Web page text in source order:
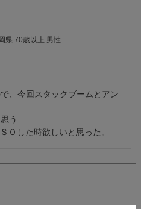
県 70歳以上 男性
、今回スタックブームとアン
う
Ｏした時欲しいと思った。